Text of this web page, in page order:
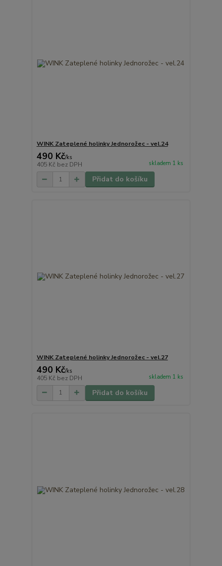
WINK Zateplené holinky Jednorožec - vel.24
490 Kč/ks
405 Kč bez DPH skladem 1 ks
Přidat do košíku
WINK Zateplené holinky Jednorožec - vel.27
490 Kč/ks
405 Kč bez DPH skladem 1 ks
Přidat do košíku